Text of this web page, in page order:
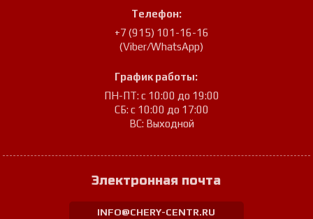
Телефон:
+7 (915) 101-16-16
(Viber/WhatsApp)
График работы:
ПН-ПТ: с 10:00 до 19:00
СБ: с 10:00 до 17:00
ВС: Выходной
Электронная почта
INFO@CHERY-CENTR.RU